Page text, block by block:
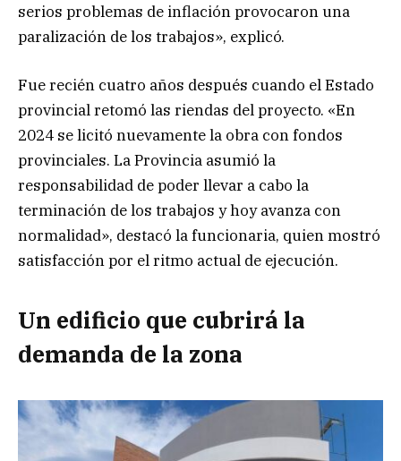
serios problemas de inflación provocaron una
paralización de los trabajos», explicó.
Fue recién cuatro años después cuando el Estado
provincial retomó las riendas del proyecto. «En
2024 se licitó nuevamente la obra con fondos
provinciales. La Provincia asumió la
responsabilidad de poder llevar a cabo la
terminación de los trabajos y hoy avanza con
normalidad», destacó la funcionaria, quien mostró
satisfacción por el ritmo actual de ejecución.
Un edificio que cubrirá la
demanda de la zona